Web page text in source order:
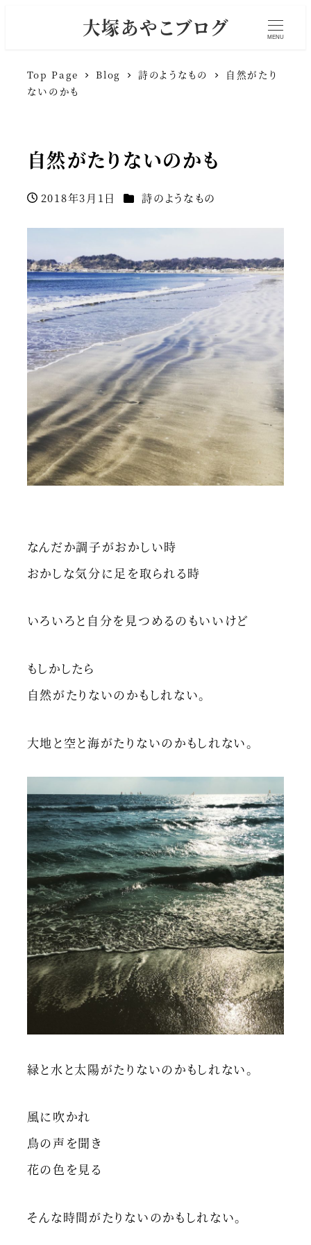
大塚あやこブログ MENU
Top Page Blog 詩のようなもの
自然がたり
ないのかも
自然がたりないのかも
投稿日
2018年3月1日 カテゴリー
詩のようなもの
なんだか調子がおかしい時
おかしな気分に足を取られる時
いろいろと自分を見つめるのもいいけど
もしかしたら
自然がたりないのかもしれない。
大地と空と海がたりないのかもしれない。
緑と水と太陽がたりないのかもしれない。
風に吹かれ
鳥の声を聞き
花の色を見る
そんな時間がたりないのかもしれない。